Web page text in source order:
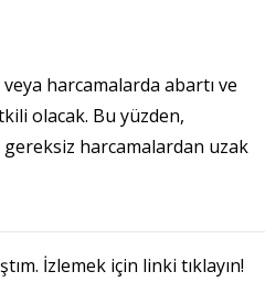
harcamalarda abartı ve
olacak. Bu yüzden,
gereksiz harcamalardan uzak
İzlemek için linki tıklayın!